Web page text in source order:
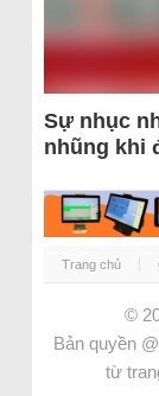
Sự nhục
nhũng khi
Trang chủ
©
Bản quyền
từ